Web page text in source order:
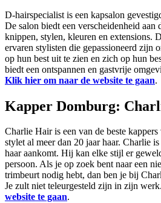
D-hairspecialist is een kapsalon
De salon biedt een verscheidenheid aan
knippen, stylen, kleuren en extensions.
ervaren stylisten die gepassioneerd zijn
op hun best uit te zien en zich op hun
biedt een ontspannen en gastvrije
Klik hier om naar de website te gaan.
Kapper Domburg:
Charlie Hair is een van de beste
stylet al meer dan 20 jaar haar. Charlie
haar aankomt. Hij kan elke stijl er
persoon. Als je op zoek bent naar een
trimbeurt nodig hebt, dan ben je bij
Je zult niet teleurgesteld zijn in zijn werk.
website te gaan.